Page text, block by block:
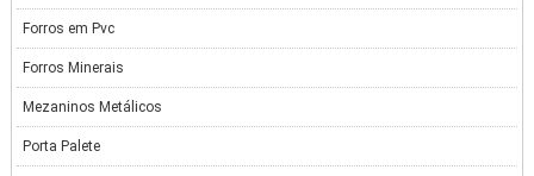
Forros em Pvc
Forros Minerais
Mezaninos Metálicos
Porta Palete